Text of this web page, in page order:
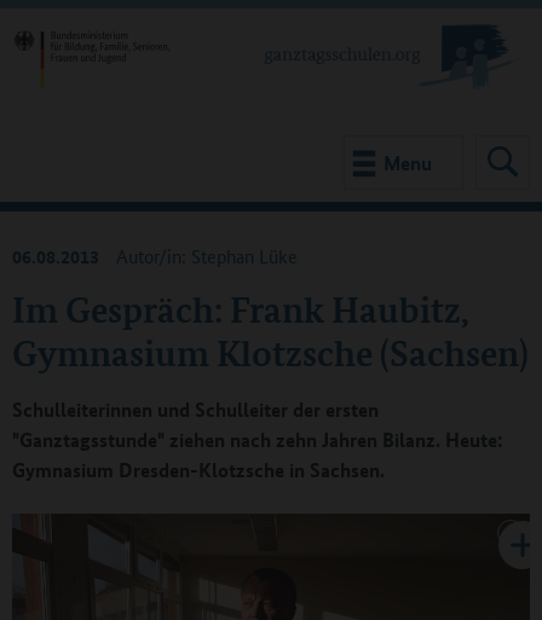
Menu
Im Gespräch: Frank Haubitz,
Gymnasium Klotzsche (Sachsen)
06.08.2013 Autor/in: Stephan Lüke
Schulleiterinnen und Schulleiter der ersten
"Ganztagsstunde" ziehen nach zehn Jahren Bilanz. Heute:
Gymnasium Dresden-Klotzsche in Sachsen.